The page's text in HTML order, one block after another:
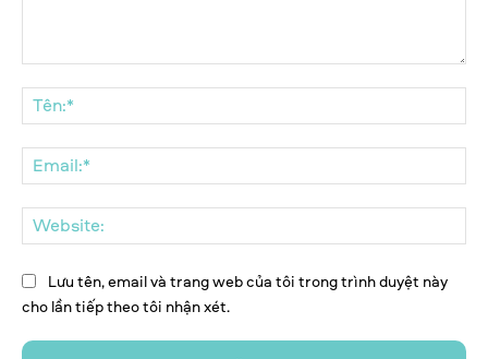
luận:
Lưu tên, email và trang web của tôi trong trình duyệt này
cho lần tiếp theo tôi nhận xét.